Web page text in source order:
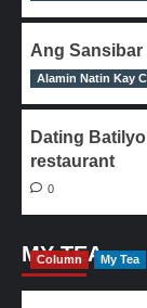
Ang
0
Alamin Natin Kay
Dating
restaurant
0
MY TEA
Column My Tea